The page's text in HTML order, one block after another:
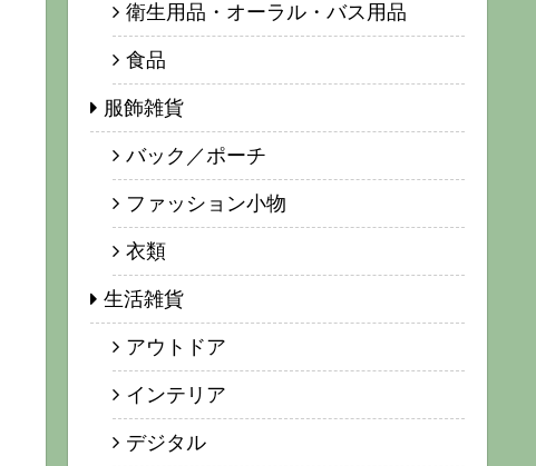
衛生用品・オーラル・バス用品
食品
服飾雑貨
バック／ポーチ
ファッション小物
衣類
生活雑貨
アウトドア
インテリア
デジタル